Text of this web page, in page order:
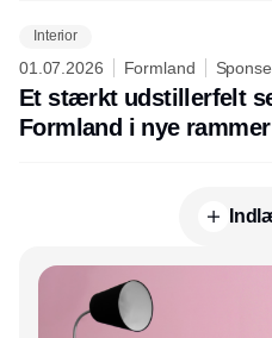
Interior
01.07.2026 Formland
Et stærkt udstillerfelt
Formland i nye rammer